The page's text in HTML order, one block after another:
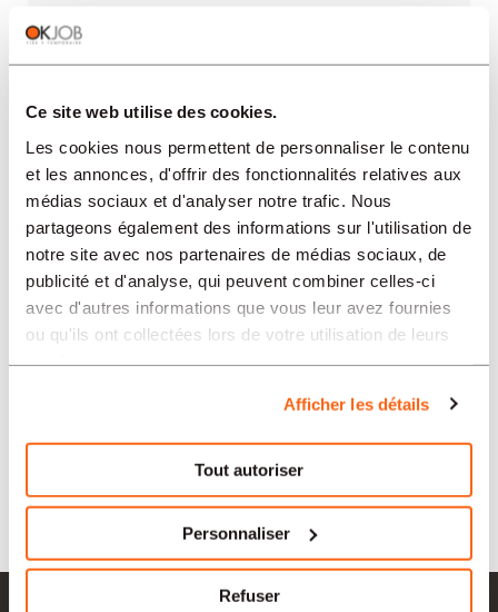
Ce site web utilise des cookies.
Les cookies nous permettent de personnaliser le contenu
et les annonces, d'offrir des fonctionnalités relatives aux
médias sociaux et d'analyser notre trafic. Nous
partageons également des informations sur l'utilisation de
notre site avec nos partenaires de médias sociaux, de
publicité et d'analyse, qui peuvent combiner celles-ci
avec d'autres informations que vous leur avez fournies
ou qu'ils ont collectées lors de votre utilisation de leurs
Afficher les détails
Tout autoriser
Personnaliser
Refuser
RÉGIONS
SECTEURS
LANGUE